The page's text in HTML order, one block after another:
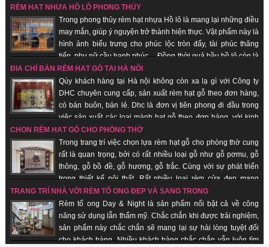
sẽ thể hiện cá tính, con người của bạn. Không những thế, những chiếc rèm
vải phù hợp sẽ giúp cho sinh hoạt gia đình thuận tiện, giảm đi được cái
nắng gắt của mùa hè.
RÈM HẠT NHỰA HỒ LÔ PHONG THỦY
Trong phong thủy rèm hạt nhựa Hồ lô là mang lại những điều
may mắn, giúp ý nguyện trở thành hiện thực. Vật phẩm này là
hình ảnh biểu trưng cho phúc lộc tròn đấy, tài phúc thăng
tiến, phụ nữ cầu hạnh phúc… Đồng thời quả bầu hồ lô còn là
biểu trưng cho sự hài hòa âm dương. Nhận sản xuất theo đơn hàng, giao
hàng nhanh, uy tín.
ĐỊA CHỈ BÁN RÈM HẠT GỖ TẠI HÀ NỘI
Qúy khách hàng tại Hà nội không còn xa lạ gì với Công ty
DHC chuyên cung cấp, sản xuất rèm hạt gỗ theo đơn hàng,
có bán buôn, bán lẻ. Dhc là đơn vị tiên phong đi đầu trong
việc sản xuất các loại mành hạt gỗ theo đơn hàng, với kinh
nghiệm trên 18 năm trên thị trường, được rất nhiều khách hàng chọn lựa là
đơn vị uy tín tại thị trường Hà nội, các tỉnh thành trong cả nước. Không chỉ
mang ý nghĩa truyền thống được gìn giữ từ xưa. Hơn thế nữa, nó có những
ưu điểm nổi trội mà không loại rèm cửa nào khác có được.
CHỌN RÈM HẠT GỖ CHO PHÒNG THỜ
Trong trang trí việc chọn lựa rèm hạt gỗ cho phòng thờ cung
rất là quan trọng, bởi có rất nhiều loại gỗ như gỗ pơmu, gỗ
thông, gỗ bồ đề, gỗ hương, gỗ trắc. Cùng với sự phát triển
trong thiết kế nội thất. Rất nhiều loại rèm cửa đẹp mang
phong cách hiện đại và sang trọng ra đời. Dù vậy, rèm cửa bằng gỗ hạt vẫn
luôn giữ vị trí trong lòng người tiêu dùng. Nó không chỉ mang ý nghĩa truyền
thống được gìn giữ từ xưa. Hơn thế nữa, nó có những ưu điểm nổi trội,
không loại rèm cửa nào khác có được. Nhận sản xuất theo đơn hàng, giao
hàng nhanh, uy tín.
TRANG TRÍ NHÀ VỚI RÈM TỔ ONG ĐẸP VÀ SANG TRỌNG
Rèm tổ ong Day & Night là sản phẩm nổi bật cả về công
năng sử dụng lẫn thẩm mỹ. Chắc chắn khi được trải nghiệm,
sản phẩm này chắc chắn sẽ mang lại sự hài lòng tuyệt đối
cho khách hàng. Nhiều khách hàng chắc chắn vẫn luôn tìm